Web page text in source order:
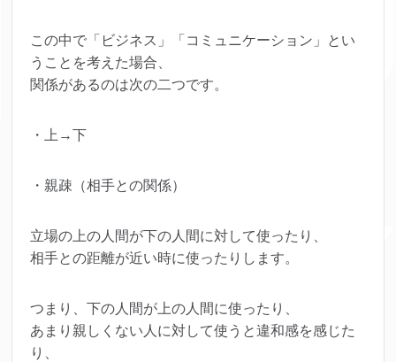
この中で「ビジネス」「コミュニケーション」とい
うことを考えた場合、
関係があるのは次の二つです。
・上→下
・親疎（相手との関係）
立場の上の人間が下の人間に対して使ったり、
相手との距離が近い時に使ったりします。
つまり、下の人間が上の人間に使ったり、
あまり親しくない人に対して使うと違和感を感じた
り、